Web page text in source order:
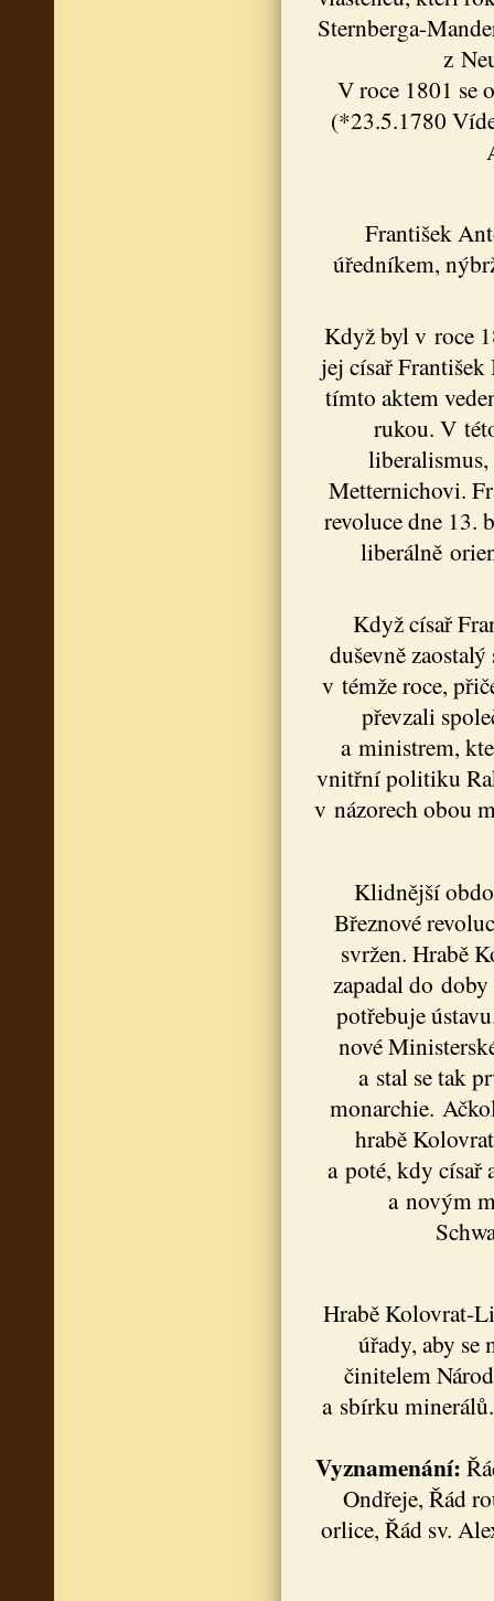
Sternberga-
z
V roce 1801 se
(*23.5.1780
František
úředníkem,
Když byl v roce
jej císař
tímto aktem
rukou. V
Metternichovi.
revoluce dne 13.
liberálně
Když císař
duševně
v témže roce,
převzali
a ministrem,
vnitřní politiku
v názorech obou
Klidnější
Březnové
svržen. Hrabě
zapadal do
potřebuje
nové
a stal se tak
monarchie.
hrabě
a poté, kdy císař
a novým
Hrabě Kolovrat-
úřady, aby se
činitelem
a sbírku
Vyznamenání:
Ondřeje, Řád
orlice, Řád sv.